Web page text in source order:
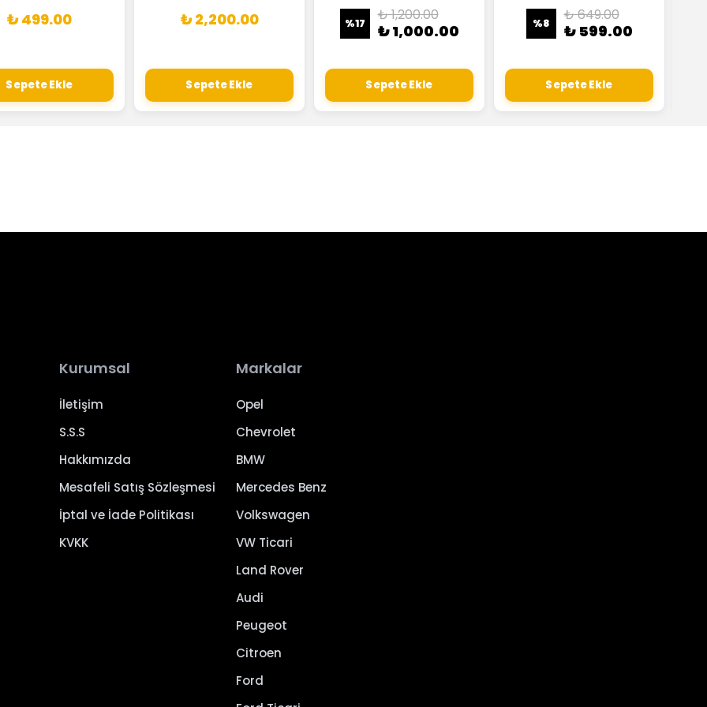
₺ 499.00
Sepete Ekle
₺ 2,200.00
Sepete Ekle
%17 ₺ 1,200.00
₺ 1,000.00
Sepete Ekle
%8 ₺ 649.00
₺ 599.00
Sepete Ekle
Kurumsal
İletişim
S.S.S
Hakkımızda
Mesafeli Satış Sözleşmesi
İptal ve İade Politikası
KVKK
Markalar
Opel
Chevrolet
BMW
Mercedes Benz
Volkswagen
VW Ticari
Land Rover
Audi
Peugeot
Citroen
Ford